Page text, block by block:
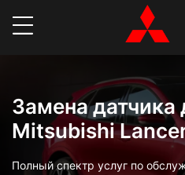
Замена датчика
Mitsubishi
Полный спектр услуг по